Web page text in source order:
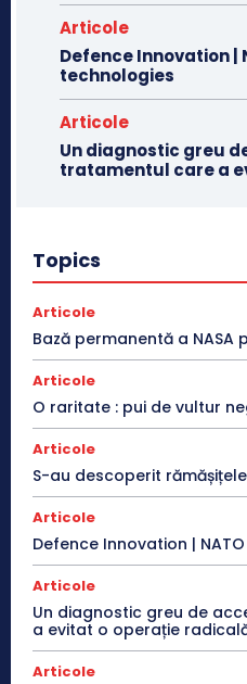
Articole
Defence Innovation |
technologies
Articole
Un diagnostic greu
tratamentul care a
Topics
Articole
Bază permanentă a NASA
Articole
O raritate : pui de vultur
Articole
S-au descoperit
Articole
Defence Innovation |
Articole
Un diagnostic greu de
a evitat o operație
Articole